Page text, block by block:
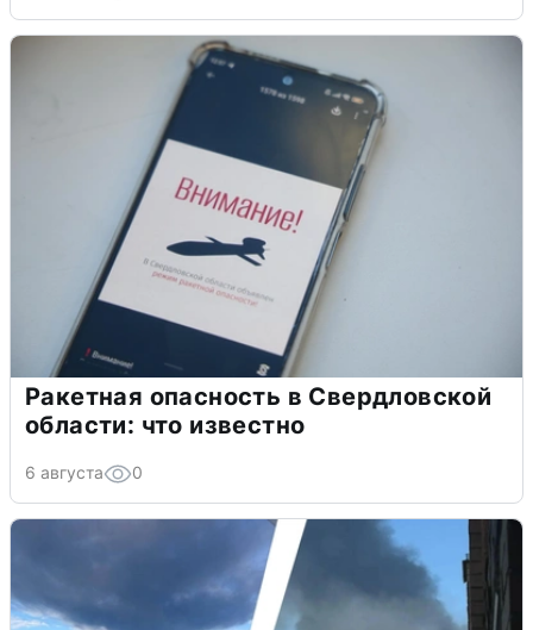
Ракетная опасность в Свердловской
области: что известно
6 августа 0